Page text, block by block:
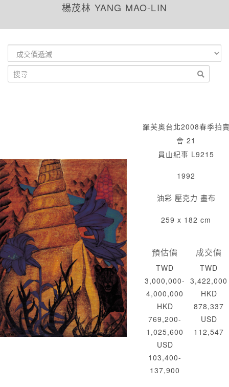
楊茂林 YANG MAO-LIN
羅芙奧台北2008春季拍
會 21
員山紀事 L9215
1992
油彩 壓克力 畫布
259 x 182 cm
預估價
TWD
3,000,000-
4,000,000
HKD
769,200-
1,025,600
USD
103,400-
137,900
成交價
TWD
3,422,000
HKD
878,337
USD
112,547